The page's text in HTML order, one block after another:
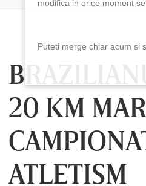
20 KM
ATLETISM
21:30
modifica in orice moment
Puteti merge chiar acum si